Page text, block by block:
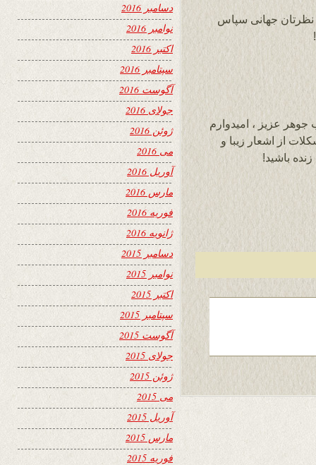
نظرتان جهانی سپاس
عزیز ، امیدوارم
از اشعار زیبا و
باشید!
دسامبر 2016
نوامبر 2016
اکتبر 2016
سپتامبر 2016
آگوست 2016
جولای 2016
ژوئن 2016
می 2016
آوریل 2016
مارس 2016
فوریه 2016
ژانویه 2016
دسامبر 2015
نوامبر 2015
اکتبر 2015
سپتامبر 2015
آگوست 2015
جولای 2015
ژوئن 2015
می 2015
آوریل 2015
مارس 2015
فوریه 2015